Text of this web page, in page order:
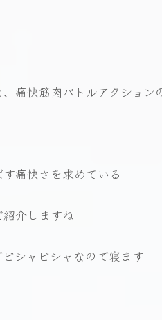
痛快筋肉バトルアクショ
痛快さを求めている
介しますね
シャビシャなので寝ます